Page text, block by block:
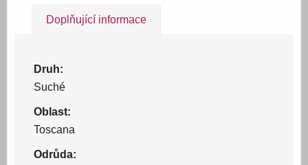
Doplňující informace
Druh:
Suché
Oblast:
Toscana
Odrůda: